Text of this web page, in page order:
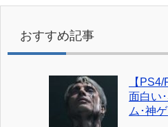
おすすめ記事
【
面白い
ム･神